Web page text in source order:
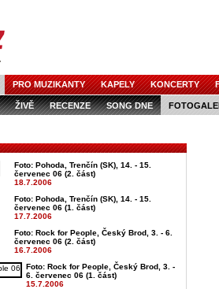
PRO MUZIKANTY KAPELY KONCERTY
ŽIVĚ RECENZE SONG DNE
Foto: Pohoda, Trenčín (SK), 14. - 15.
červenec 06 (2. část)
18.7.2006
Foto: Pohoda, Trenčín (SK), 14. - 15.
červenec 06 (1. část)
17.7.2006
Foto: Rock for People, Český Brod, 3. - 6.
červenec 06 (2. část)
16.7.2006
Foto: Rock for People, Český Brod, 3. -
6. červenec 06 (1. část)
15.7.2006